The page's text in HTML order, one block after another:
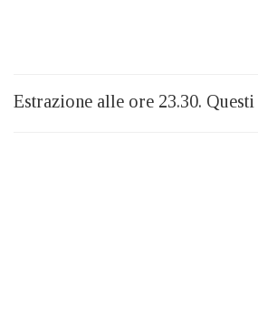
Estrazione alle ore 23.30.